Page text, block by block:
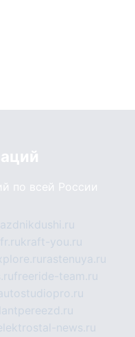
по всей России
kraft-you.ru
rastenuya.ru
freeride-team.ru
news.ru